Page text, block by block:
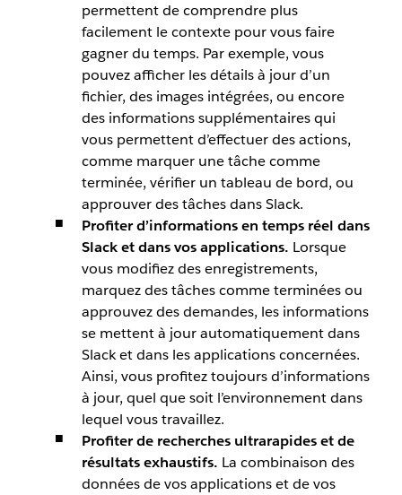
permettent de comprendre plus
facilement le contexte pour vous faire
gagner du temps. Par exemple, vous
pouvez afficher les détails à jour d’un
fichier, des images intégrées, ou encore
des informations supplémentaires qui
vous permettent d’effectuer des actions,
comme marquer une tâche comme
terminée, vérifier un tableau de bord, ou
approuver des tâches dans Slack.
Profiter d’informations en temps réel dans
Slack et dans vos applications. Lorsque
vous modifiez des enregistrements,
marquez des tâches comme terminées ou
approuvez des demandes, les informations
se mettent à jour automatiquement dans
Slack et dans les applications concernées.
Ainsi, vous profitez toujours d’informations
à jour, quel que soit l’environnement dans
lequel vous travaillez.
Profiter de recherches ultrarapides et de
résultats exhaustifs. La combinaison des
données de vos applications et de vos